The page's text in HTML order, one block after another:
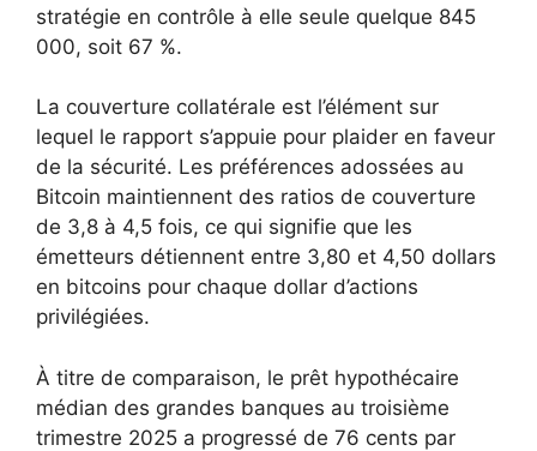
stratégie en contrôle à elle seule quelque 845
000, soit 67 %.
La couverture collatérale est l’élément sur
lequel le rapport s’appuie pour plaider en faveur
de la sécurité. Les préférences adossées au
Bitcoin maintiennent des ratios de couverture
de 3,8 à 4,5 fois, ce qui signifie que les
émetteurs détiennent entre 3,80 et 4,50 dollars
en bitcoins pour chaque dollar d’actions
privilégiées.
À titre de comparaison, le prêt hypothécaire
médian des grandes banques au troisième
trimestre 2025 a progressé de 76 cents par